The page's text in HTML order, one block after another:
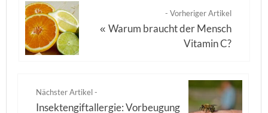
- Vorheriger Artikel
«Warum braucht der Mensch
Vitamin C?
Nächster Artikel -
Insektengiftallergie: Vorbeugung